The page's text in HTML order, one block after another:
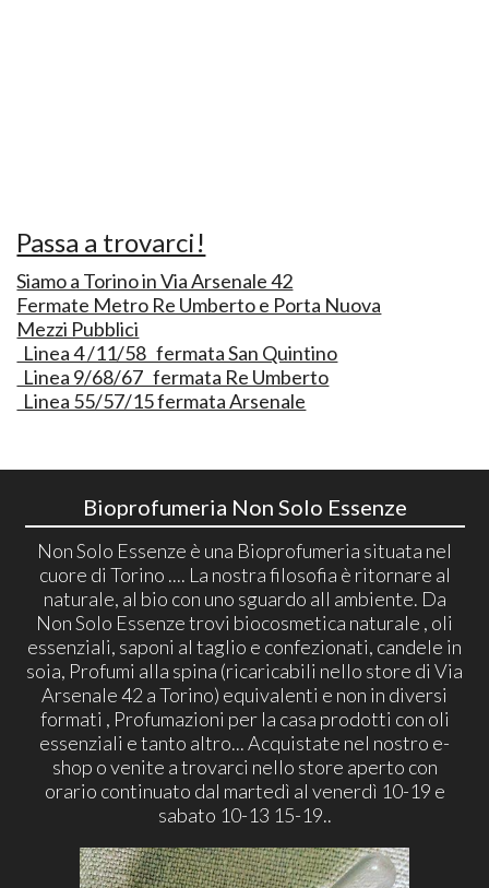
Passa a trovarci!
Siamo a Torino in Via Arsenale 42
Fermate Metro Re Umberto e Porta Nuova
Mezzi Pubblici
Linea 4 /11/58 fermata San Quintino
Linea 9/68/67 fermata Re Umberto
Linea 55/57/15 fermata Arsenale
Bioprofumeria Non Solo Essenze
Non Solo Essenze è una Bioprofumeria situata nel
cuore di Torino .... La nostra filosofia è ritornare al
naturale, al bio con uno sguardo all ambiente. Da
Non Solo Essenze trovi biocosmetica naturale , oli
essenziali, saponi al taglio e confezionati, candele in
soia, Profumi alla spina (ricaricabili nello store di Via
Arsenale 42 a Torino) equivalenti e non in diversi
formati , Profumazioni per la casa prodotti con oli
essenziali e tanto altro... Acquistate nel nostro e-
shop o venite a trovarci nello store aperto con
orario continuato dal martedì al venerdì 10-19 e
sabato 10-13 15-19..